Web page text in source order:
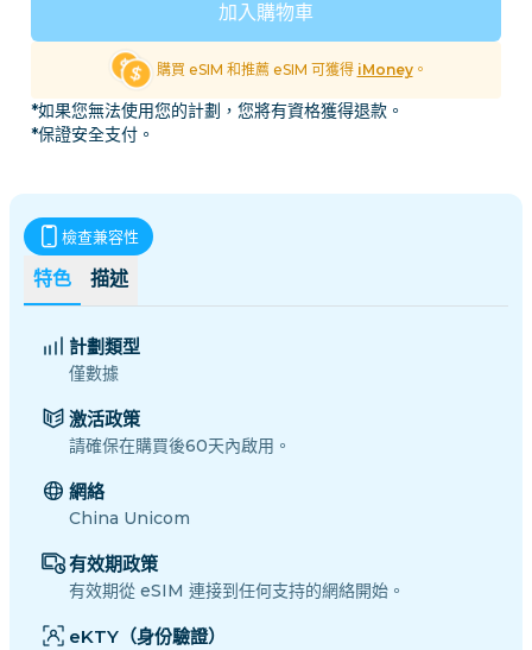
加入購物車
購買 eSIM 和推薦 eSIM 可獲得 iMoney。
*如果您無法使用您的計劃，您將有資格獲得退款。
*保證安全支付。
特色 描述
檢查兼容性
計劃類型
僅數據
激活政策
請確保在購買後60天內啟用。
網絡
China Unicom
有效期政策
有效期從 eSIM 連接到任何支持的網絡開始。
eKTY（身份驗證）